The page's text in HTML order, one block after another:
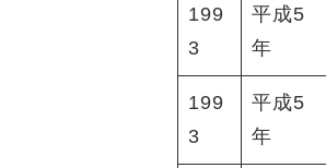
199
3
平成5
年
199
3
平成5
年